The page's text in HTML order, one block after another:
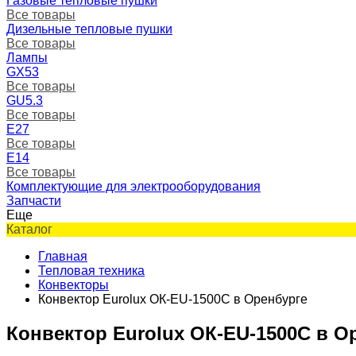
Все товары
Дизельные тепловые пушки
Все товары
Лампы
GX53
Все товары
GU5.3
Все товары
Е27
Все товары
Е14
Все товары
Комплектующие для электрооборудования
Запчасти
Еще
Каталог
Главная
Тепловая техника
Конвекторы
Конвектор Eurolux ОК-EU-1500C в Оренбурге
Конвектор Eurolux ОК-EU-1500C в